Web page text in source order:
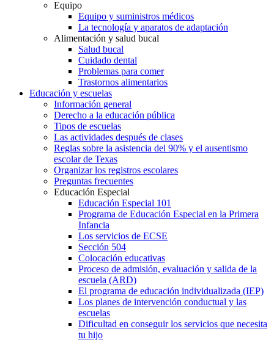
Equipo
Equipo y suministros médicos
La tecnología y aparatos de adaptación
Alimentación y salud bucal
Salud bucal
Cuidado dental
Problemas para comer
Trastornos alimentarios
Educación y escuelas
Información general
Derecho a la educación pública
Tipos de escuelas
Las actividades después de clases
Reglas sobre la asistencia del 90% y el ausentismo
escolar de Texas
Organizar los registros escolares
Preguntas frecuentes
Educación Especial
Educación Especial 101
Programa de Educación Especial en la Primera
Infancia
Los servicios de ECSE
Sección 504
Colocación educativas
Proceso de admisión, evaluación y salida de la
escuela (ARD)
El programa de educación individualizada (IEP)
Los planes de intervención conductual y las
escuelas
Dificultad en conseguir los servicios que necesita
tu hijo